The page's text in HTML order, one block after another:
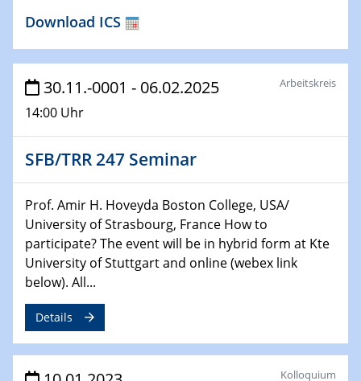
GDCh Kolloquium
NanoPorT
Online Workshop
Physikalisches Kolloquium
Biomimetic colour engineering from nature to
applications
01.02.2023
GDCh Kolloquium
20.03.2023 - 21.03.2023
SPP 2122, Annual Meeting, Evonik
SPP 2122 Summer School
Download ICS
30.11.-0001 - 06.02.2025
14:00 Uhr
Arbeitskreis
SFB/TRR 247 Seminar
Prof. Amir H. Hoveyda Boston College, USA/
University of Strasbourg, France How to
participate? The event will be in hybrid form at Kte
University of Stuttgart and online (webex link
below). All...
Details
Kolloquium